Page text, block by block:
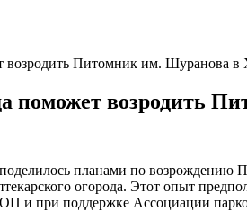
возродить Питомник им. Шуранова в
поможет возродить
планами по
огорода. Этот опыт
и при поддержке Ассоциации